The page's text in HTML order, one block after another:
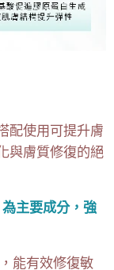
配使用可提升膚
與膚質修復的絕
主要成分，強
能有效修復敏